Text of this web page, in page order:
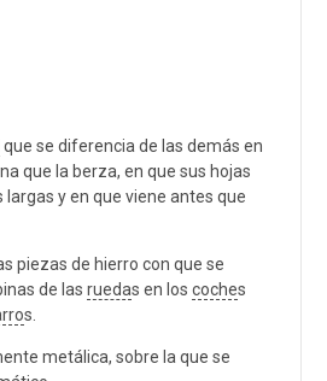
que se diferencia de las demás en
que la berza, en que sus hojas
largas y en que viene antes que
piezas de hierro con que se
de las ruedas en los coches
s.
metálica, sobre la que se